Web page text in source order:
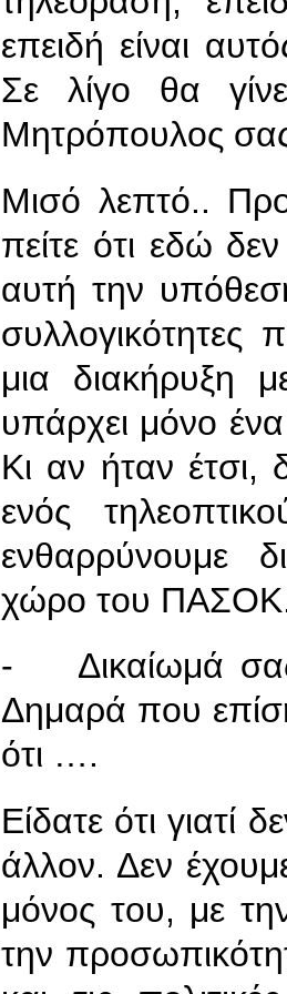
επειδή είναι
Σε λίγο θα
Μητρόπουλος
Μισό λεπτό..
πείτε ότι εδώ
αυτή την
συλλογικότητες
μια διακήρυξη
υπάρχει μόνο
Κι αν ήταν έτσι,
ενός
ενθαρρύνουμε
χώρο του
- Δικαίωμά σας
Δημαρά που
ότι ….
Είδατε ότι γιατί
άλλον. Δεν
μόνος του, με
την